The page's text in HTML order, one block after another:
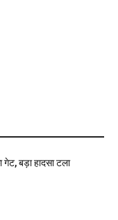
बड़ा हादसा टला